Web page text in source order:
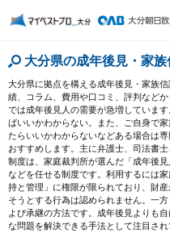
大分県の成年後見・家
大分県に拠点を構える成年後見・家族
績、コラム、費用や口コミ、評判など
では成年後見人の需要が急増していま
ばいいかわからない。また、ご自身で
たらいいかわからないなどある場合は
おすすめします。主に弁護士、司法書
制度は、家庭裁判所が選んだ「成年後
などを任せる制度です。利用するには
持と管理」に権限が限られており、財
そうとする行為は認められません。一
よび承継の方法です。成年後見よりも
な問題を解決できる手法として注目さ